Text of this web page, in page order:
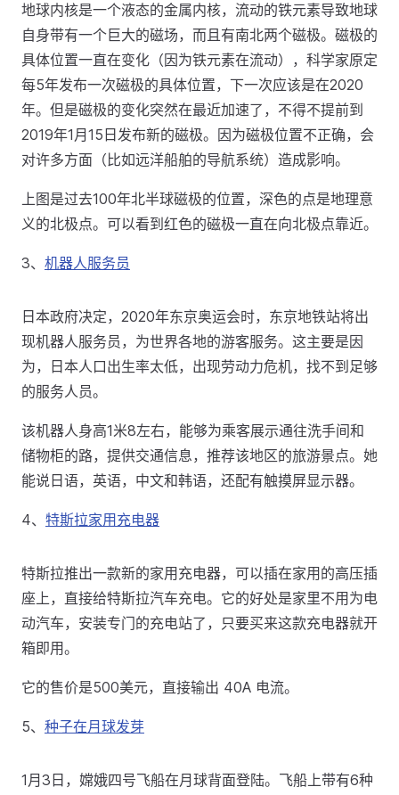
地球内核是一个液态的金属内核，流动的铁元素导致地球
自身带有一个巨大的磁场，而且有南北两个磁极。磁极的
具体位置一直在变化（因为铁元素在流动），科学家原定
每5年发布一次磁极的具体位置，下一次应该是在2020
年。但是磁极的变化突然在最近加速了，不得不提前到
2019年1月15日发布新的磁极。因为磁极位置不正确，会
对许多方面（比如远洋船舶的导航系统）造成影响。
上图是过去100年北半球磁极的位置，深色的点是地理意
义的北极点。可以看到红色的磁极一直在向北极点靠近。
3、 机器人服务员
日本政府决定，2020年东京奥运会时，东京地铁站将出
现机器人服务员，为世界各地的游客服务。这主要是因
为，日本人口出生率太低，出现劳动力危机，找不到足够
的服务人员。
该机器人身高1米8左右，能够为乘客展示通往洗手间和
储物柜的路，提供交通信息，推荐该地区的旅游景点。她
能说日语，英语，中文和韩语，还配有触摸屏显示器。
4、 特斯拉家用充电器
特斯拉推出一款新的家用充电器，可以插在家用的高压插
座上，直接给特斯拉汽车充电。它的好处是家里不用为电
动汽车，安装专门的充电站了，只要买来这款充电器就开
箱即用。
它的售价是500美元，直接输出 40A 电流。
5、 种子在月球发芽
1月3日，嫦娥四号飞船在月球背面登陆。飞船上带有6种